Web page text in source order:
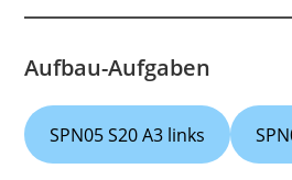
Aufbau-Aufgaben
SPN05 S20 A3 links